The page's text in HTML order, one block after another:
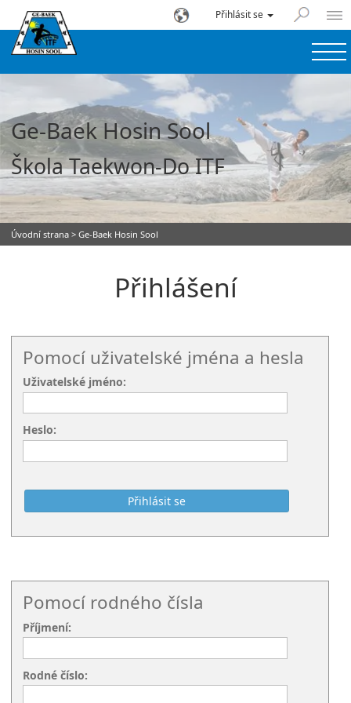
Přihlásit se
Ge-Baek Hosin Sool
Škola Taekwon-Do ITF
Úvodní strana > Ge-Baek Hosin Sool
Přihlášení
Pomocí uživatelské jména a hesla
Uživatelské jméno:
Heslo:
Pomocí rodného čísla
Příjmení:
Rodné číslo: